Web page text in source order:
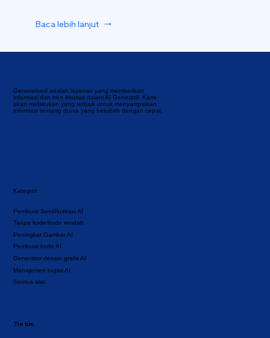
Generatived adalah layanan yang memberikan
informasi dan tren khusus dalam AI Generatif. Kami
akan melakukan yang terbaik untuk menyampaikan
informasi tentang dunia yang berubah dengan cepat.
Kategori
Semua alat
Manajemen tugas AI
Generator desain grafis AI
Tanpa kode/kode rendah
Pembuat kode AI
Peningkat Gambar AI
Pembuat Seni/Ilustrasi AI
Tin tức
Baca lebih lanjut